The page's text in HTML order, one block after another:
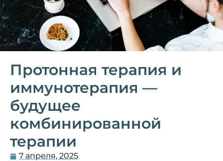
Протонная терапия и
иммунотерапия —
будущее
комбинированной
терапии
7 апреля, 2025